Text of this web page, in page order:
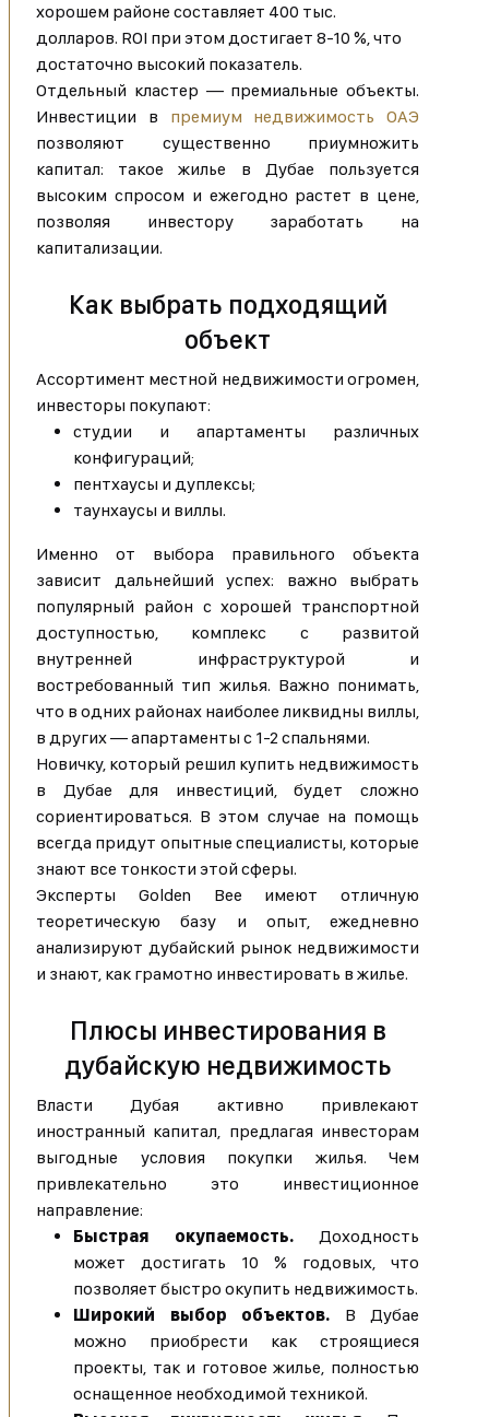
хорошем районе составляет 400 тыс.
долларов. ROI при этом достигает 8-10 %, что
достаточно высокий показатель.
Отдельный кластер — премиальные объекты.
Инвестиции в премиум недвижимость ОАЭ
позволяют существенно приумножить
капитал: такое жилье в Дубае пользуется
высоким спросом и ежегодно растет в цене,
позволяя инвестору заработать на
капитализации.
Как выбрать подходящий
объект
Ассортимент местной недвижимости огромен,
инвесторы покупают:
студии и апартаменты различных
конфигураций;
пентхаусы и дуплексы;
таунхаусы и виллы.
Именно от выбора правильного объекта
зависит дальнейший успех: важно выбрать
популярный район с хорошей транспортной
доступностью, комплекс с развитой
внутренней инфраструктурой и
востребованный тип жилья. Важно понимать,
что в одних районах наиболее ликвидны виллы,
в других — апартаменты с 1-2 спальнями.
Новичку, который решил купить недвижимость
в Дубае для инвестиций, будет сложно
сориентироваться. В этом случае на помощь
всегда придут опытные специалисты, которые
знают все тонкости этой сферы.
Эксперты Golden Bee имеют отличную
теоретическую базу и опыт, ежедневно
анализируют дубайский рынок недвижимости
и знают, как грамотно инвестировать в жилье.
Плюсы инвестирования в
дубайскую недвижимость
Власти Дубая активно привлекают
иностранный капитал, предлагая инвесторам
выгодные условия покупки жилья. Чем
привлекательно это инвестиционное
направление:
Быстрая окупаемость. Доходность
может достигать 10 % годовых, что
позволяет быстро окупить недвижимость.
Широкий выбор объектов. В Дубае
можно приобрести как строящиеся
проекты, так и готовое жилье, полностью
оснащенное необходимой техникой.